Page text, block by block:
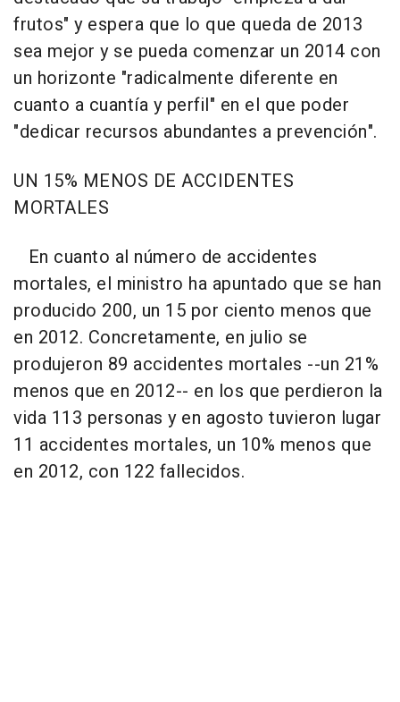
frutos" y espera que lo que queda de 2013
sea mejor y se pueda comenzar un 2014 con
un horizonte "radicalmente diferente en
cuanto a cuantía y perfil" en el que poder
"dedicar recursos abundantes a prevención".
UN 15% MENOS DE ACCIDENTES
MORTALES
En cuanto al número de accidentes
mortales, el ministro ha apuntado que se han
producido 200, un 15 por ciento menos que
en 2012. Concretamente, en julio se
produjeron 89 accidentes mortales --un 21%
menos que en 2012-- en los que perdieron la
vida 113 personas y en agosto tuvieron lugar
11 accidentes mortales, un 10% menos que
en 2012, con 122 fallecidos.